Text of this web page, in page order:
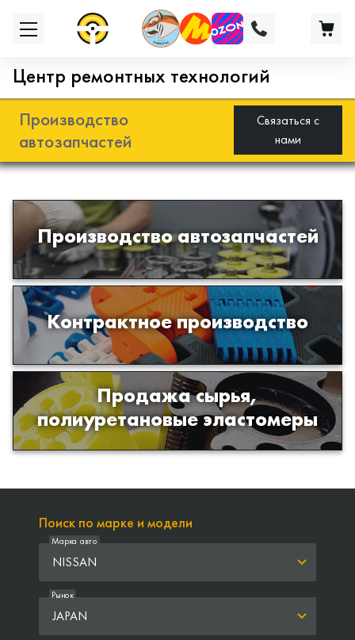
Центр ремонтных технологий
Производство
автозапчастей
Связаться с
нами
Производство автозапчастей
Разработка и производство деталей
из эластомеров для подвески
автомобиля
Контрактное производство
Производство изделий из пластиков
и полимеров по образцам либо
чертежам заказчика
Продажа сырья,
полиуретановые эластомеры
Продажа сырья для производства
изделий из полиуретана
Поиск по марке и модели
NISSAN
Марка авто
JAPAN
Рынок